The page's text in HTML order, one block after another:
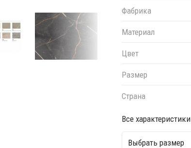
Фабрика
Материал
Цвет
Размер
Страна
Все характеристики
Выбрать размер